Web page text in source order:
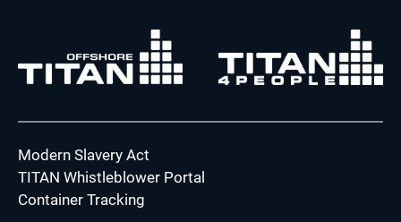
Modern Slavery Act
TITAN Whistleblower Portal
Container Tracking